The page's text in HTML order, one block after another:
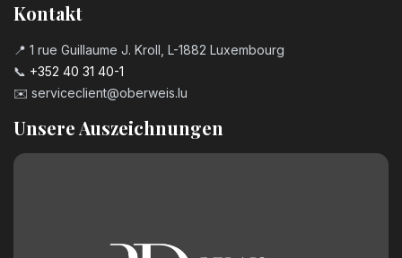
Kontakt
📍 1 rue Guillaume J. Kroll, L-1882 Luxembourg
📞 +352 40 31 40-1
✉️ serviceclient@oberweis.lu
Unsere Auszeichnungen